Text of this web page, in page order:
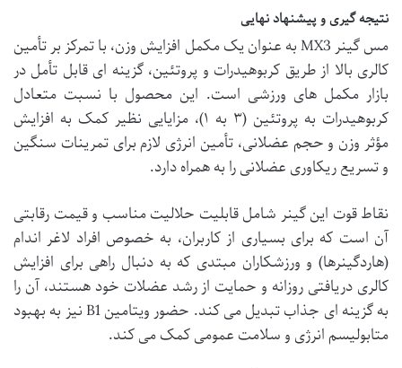
نتیجه گیری و پیشنهاد نهایی
مس گینر MX3 به عنوان یک مکمل افزایش وزن، با تمرکز بر تأمین
کالری بالا از طریق کربوهیدرات و پروتئین، گزینه ای قابل تأمل در
بازار مکمل های ورزشی است. این محصول با نسبت متعادل
کربوهیدرات به پروتئین (۳ به ۱)، مزایایی نظیر کمک به افزایش
مؤثر وزن و حجم عضلانی، تأمین انرژی لازم برای تمرینات سنگین
و تسریع ریکاوری عضلانی را به همراه دارد.
نقاط قوت این گینر شامل قابلیت حلالیت مناسب و قیمت رقابتی
آن است که برای بسیاری از کاربران، به خصوص افراد لاغر اندام
(هاردگینرها) و ورزشکاران مبتدی که به دنبال راهی برای افزایش
کالری دریافتی روزانه و حمایت از رشد عضلات خود هستند، آن را
به گزینه ای جذاب تبدیل می کند. حضور ویتامین B1 نیز به بهبود
متابولیسم انرژی و سلامت عمومی کمک می کند.